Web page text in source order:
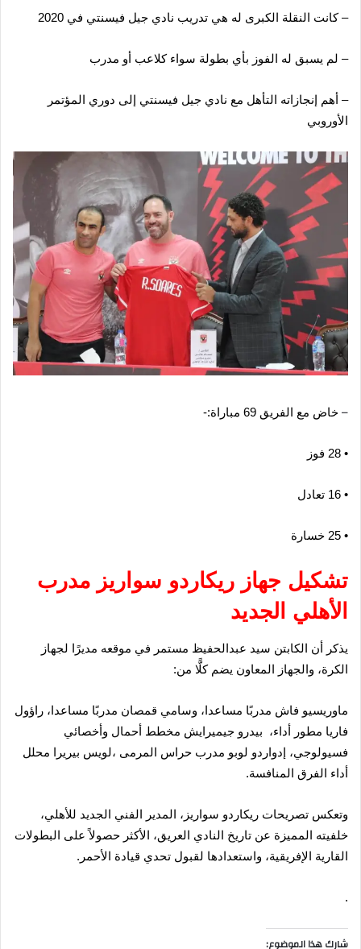
– كانت النقلة الكبرى له هي تدريب نادي جيل فيسنتي في 2020
– لم يسبق له الفوز بأي بطولة سواء كلاعب أو مدرب
– أهم إنجازاته التأهل مع نادي جيل فيسنتي إلى دوري المؤتمر
الأوروبي
– خاض مع الفريق 69 مباراة:-
• 28 فوز
• 16 تعادل
• 25 خسارة
تشكيل جهاز ريكاردو سواريز مدرب
الأهلي الجديد
يذكر أن الكابتن سيد عبدالحفيظ مستمر في موقعه مديرًا لجهاز
الكرة، والجهاز المعاون يضم كلًّا من:
ماوريسيو فاش مدربًا مساعدا، وسامي قمصان مدربًا مساعدا، راؤول
فاريا مطور أداء، بيدرو جيميرايش مخطط أحمال وأخصائي
فسيولوجي، إدواردو لوبو مدرب حراس المرمى ،لويس بيريرا محلل
أداء الفرق المنافسة.
وتعكس تصريحات ريكاردو سواريز، المدير الفني الجديد للأهلي،
خلفيته المميزة عن تاريخ النادي العريق، الأكثر حصولاً على البطولات
القارية الإفريقية، واستعدادها لقبول تحدي قيادة الأحمر.
.
شارك هذا الموضوع: